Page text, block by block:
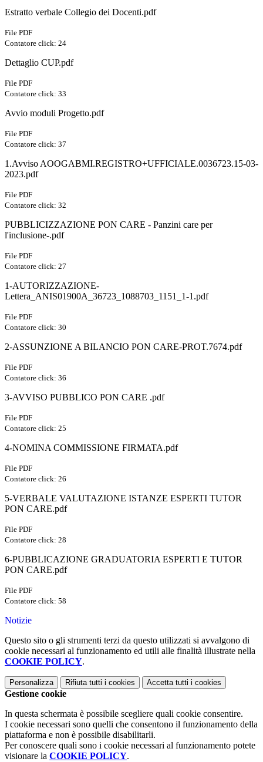
Estratto verbale Collegio dei Docenti.pdf
File PDF
Contatore click: 24
Dettaglio CUP.pdf
File PDF
Contatore click: 33
Avvio moduli Progetto.pdf
File PDF
Contatore click: 37
1.Avviso AOOGABMI.REGISTRO+UFFICIALE.0036723.15-03-
2023.pdf
File PDF
Contatore click: 32
PUBBLICIZZAZIONE PON CARE - Panzini care per
l'inclusione-.pdf
File PDF
Contatore click: 27
1-AUTORIZZAZIONE-
Lettera_ANIS01900A_36723_1088703_1151_1-1.pdf
File PDF
Contatore click: 30
2-ASSUNZIONE A BILANCIO PON CARE-PROT.7674.pdf
File PDF
Contatore click: 36
3-AVVISO PUBBLICO PON CARE .pdf
File PDF
Contatore click: 25
4-NOMINA COMMISSIONE FIRMATA.pdf
File PDF
Contatore click: 26
5-VERBALE VALUTAZIONE ISTANZE ESPERTI TUTOR
PON CARE.pdf
File PDF
Contatore click: 28
6-PUBBLICAZIONE GRADUATORIA ESPERTI E TUTOR
PON CARE.pdf
File PDF
Contatore click: 58
Notizie
Questo sito o gli strumenti terzi da questo utilizzati si avvalgono di
cookie necessari al funzionamento ed utili alle finalità illustrate nella
COOKIE POLICY.
Personalizza Rifiuta tutti i cookies Accetta tutti i cookies
Gestione cookie
In questa schermata è possibile scegliere quali cookie consentire.
I cookie necessari sono quelli che consentono il funzionamento della
piattaforma e non è possibile disabilitarli.
Per conoscere quali sono i cookie necessari al funzionamento potete
visionare la COOKIE POLICY.